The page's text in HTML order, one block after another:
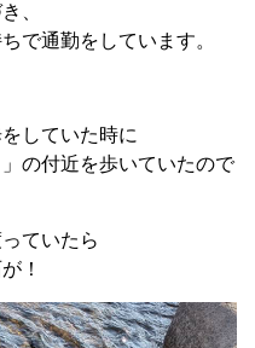
、
で通勤をしています。
していた時に
の付近を歩いていたので
ていたら
！